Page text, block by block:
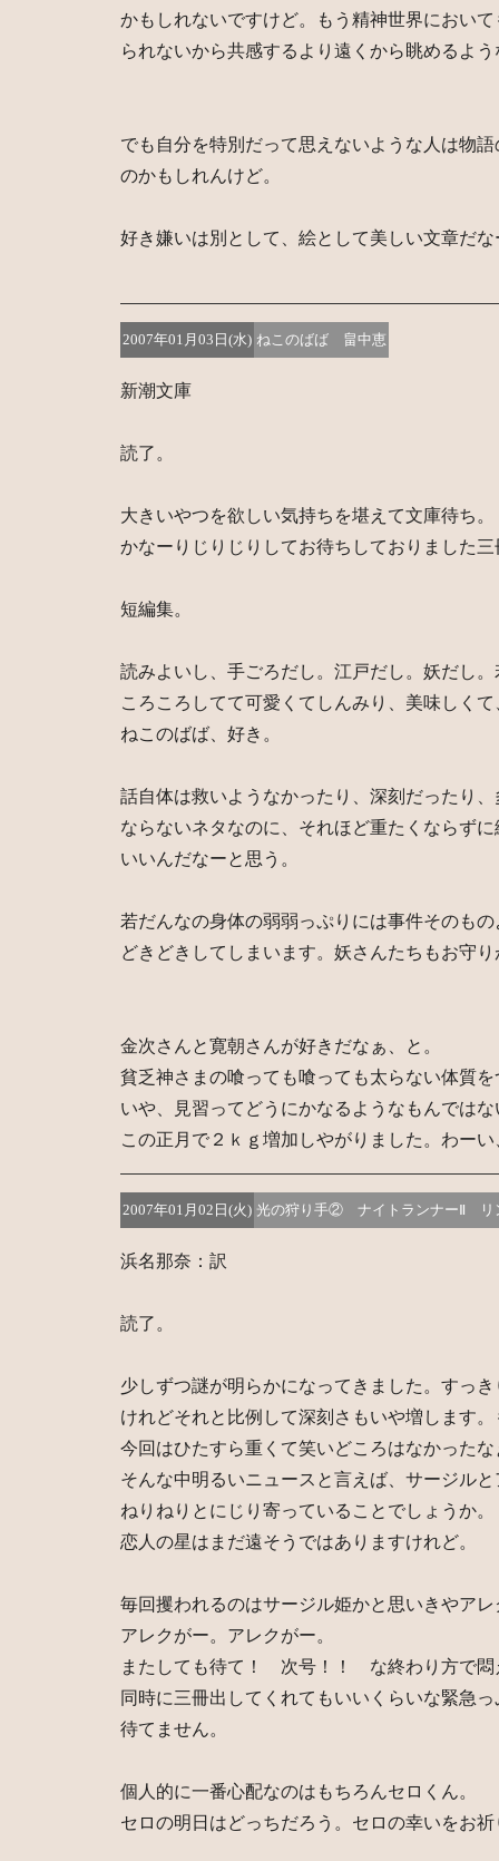
かもしれないですけど。もう精神世界におい
られないから共感するより遠くから眺めるよう
でも自分を特別だって思えないような人は物
のかもしれんけど。
好き嫌いは別として、絵として美しい文章だ
2007年01月03日(水) ねこのばば 畠中恵
新潮文庫
読了。
大きいやつを欲しい気持ちを堪えて文庫待ち。
かなーりじりじりしてお待ちしておりました三
短編集。
読みよいし、手ごろだし。江戸だし。妖だし
ころころしてて可愛くてしんみり、美味しく
ねこのばば、好き。
話自体は救いようなかったり、深刻だったり
ならないネタなのに、それほど重たくならず
いいんだなーと思う。
若だんなの身体の弱弱っぷりには事件そのも
どきどきしてしまいます。妖さんたちもお守
金次さんと寛朝さんが好きだなぁ、と。
貧乏神さまの喰っても喰っても太らない体質
いや、見習ってどうにかなるようなもんでは
この正月で２ｋｇ増加しやがりました。わーい
2007年01月02日(火) 光の狩り手② ナイトランナーⅡ リ
浜名那奈：訳
読了。
少しずつ謎が明らかになってきました。すっき
けれどそれと比例して深刻さもいや増します
今回はひたすら重くて笑いどころはなかったな
そんな中明るいニュースと言えば、サージルと
ねりねりとにじり寄っていることでしょうか。
恋人の星はまだ遠そうではありますけれど。
毎回攫われるのはサージル姫かと思いきやアレ
アレクがー。アレクがー。
またしても待て！ 次号！！ な終わり方で悶
同時に三冊出してくれてもいいくらいな緊急
待てません。
個人的に一番心配なのはもちろんセロくん。
セロの明日はどっちだろう。セロの幸いをお